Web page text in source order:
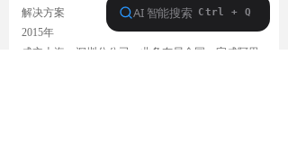
解决方案
2015年
成立上海、深圳分公司，业务布局全国，完成阿里